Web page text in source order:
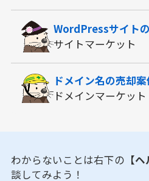
WordPressサイト
サイトマーケット
ドメイン名の売却
ドメインマーケット
わからないことは右下の 【
談してみよう！